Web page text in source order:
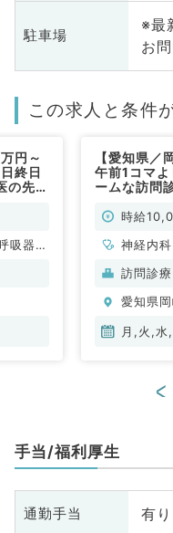
駐車場
※最
お
この求人と条件
円～
終日
の先生
吸器内
【愛知県／
午前1コマ
ームな訪問
非常勤）
時給
神経内
科、呼
科、消
科、腎
訪問診療
愛知県
月,火,水
<
手当/福利厚生
通勤手当 有り